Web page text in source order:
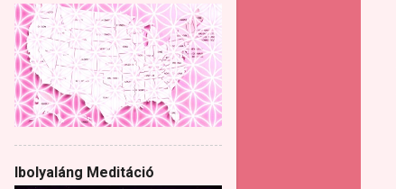
Ibolyaláng Meditáció